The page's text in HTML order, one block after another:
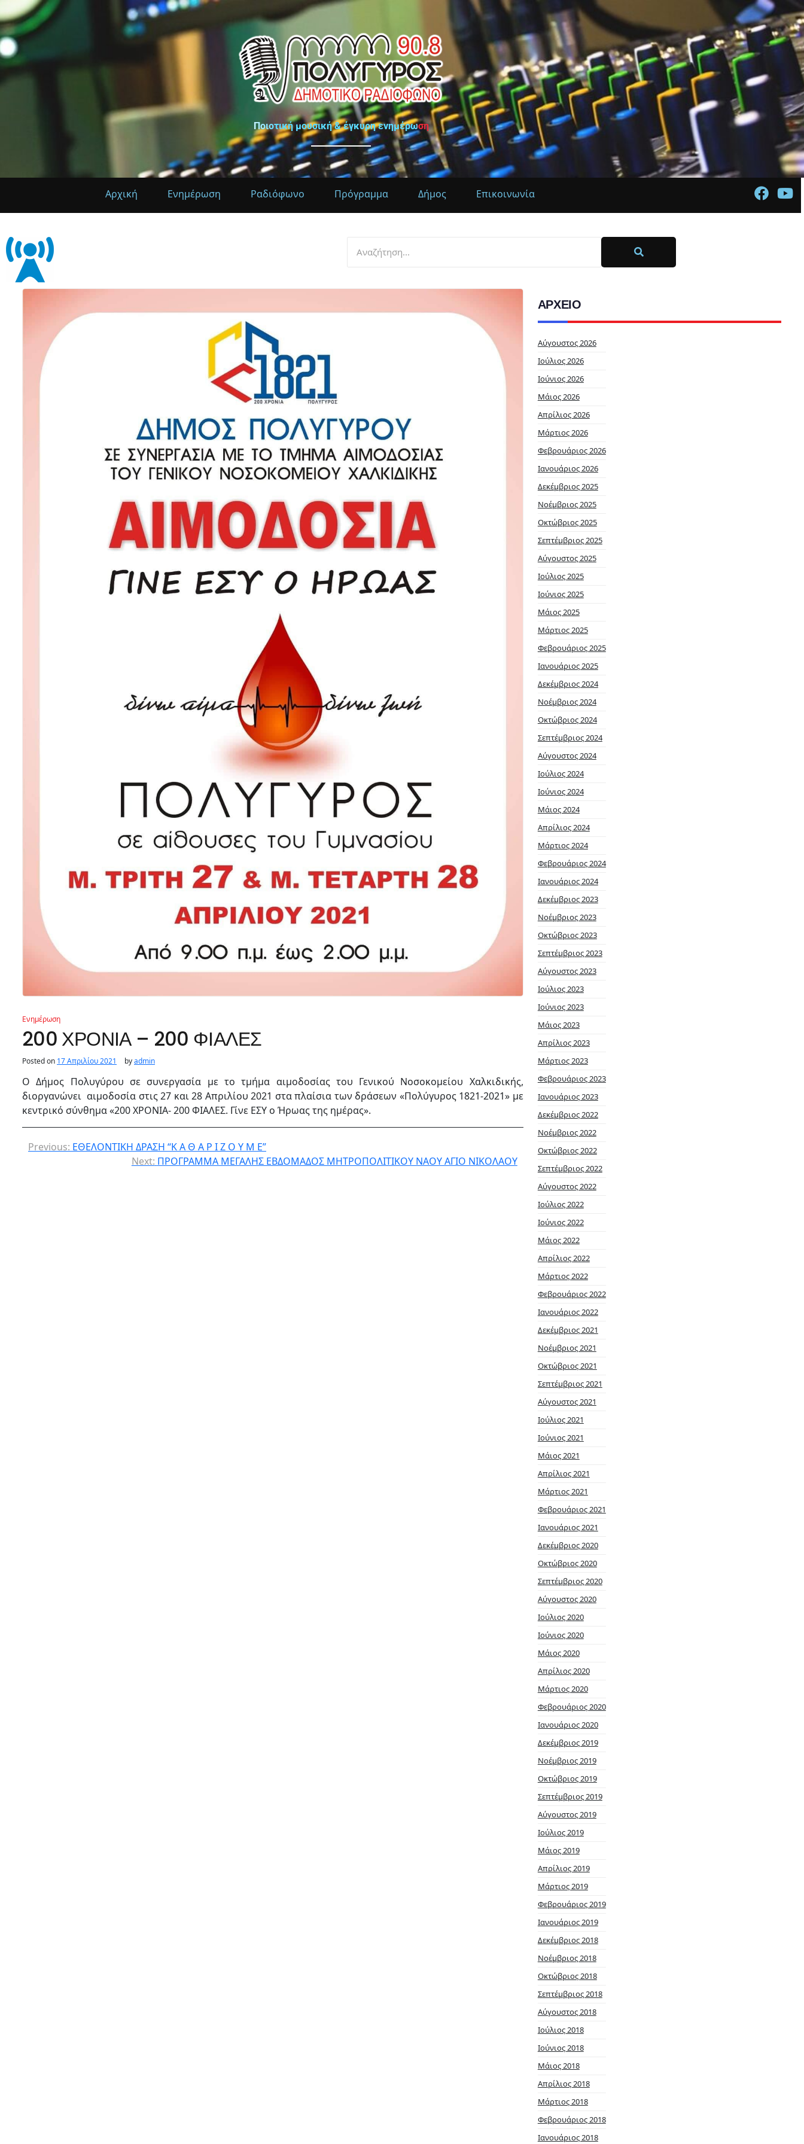
Ποιοτική μουσική & έγκυρη ενημέρωση
Αρχική Ενημέρωση Ραδιόφωνο Πρόγραμμα Δήμος Επικοινωνία
Ενημέρωση
200 ΧΡΟΝΙΑ – 200 ΦΙΑΛΕΣ
Posted on 17 Απριλίου 2021 byadmin
Ο Δήμος Πολυγύρου σε συνεργασία με το τμήμα αιμοδοσίας του Γενικού Νοσοκομείου Χαλκιδικής,
διοργανώνει αιμοδοσία στις 27 και 28 Απριλίου 2021 στα πλαίσια των δράσεων «Πολύγυρος 1821-2021» με
κεντρικό σύνθημα «200 ΧΡΟΝΙΑ- 200 ΦΙΑΛΕΣ. Γίνε ΕΣΥ ο Ήρωας της ημέρας».
Previous: ΕΘΕΛΟΝΤΙΚΗ ΔΡΑΣΗ “Κ Α Θ Α Ρ Ι Ζ Ο Υ Μ Ε”
Next: ΠΡΟΓΡΑΜΜΑ ΜΕΓΑΛΗΣ ΕΒΔΟΜΑΔΟΣ ΜΗΤΡΟΠΟΛΙΤΙΚΟΥ ΝΑΟΥ ΑΓΙΟ ΝΙΚΟΛΑΟΥ
ΑΡΧΕΙΟ
Αύγουστος 2026
Ιούλιος 2026
Ιούνιος 2026
Μάιος 2026
Απρίλιος 2026
Μάρτιος 2026
Φεβρουάριος 2026
Ιανουάριος 2026
Δεκέμβριος 2025
Νοέμβριος 2025
Οκτώβριος 2025
Σεπτέμβριος 2025
Αύγουστος 2025
Ιούλιος 2025
Ιούνιος 2025
Μάιος 2025
Μάρτιος 2025
Φεβρουάριος 2025
Ιανουάριος 2025
Δεκέμβριος 2024
Νοέμβριος 2024
Οκτώβριος 2024
Σεπτέμβριος 2024
Αύγουστος 2024
Ιούλιος 2024
Ιούνιος 2024
Μάιος 2024
Απρίλιος 2024
Μάρτιος 2024
Φεβρουάριος 2024
Ιανουάριος 2024
Δεκέμβριος 2023
Νοέμβριος 2023
Οκτώβριος 2023
Σεπτέμβριος 2023
Αύγουστος 2023
Ιούλιος 2023
Ιούνιος 2023
Μάιος 2023
Απρίλιος 2023
Μάρτιος 2023
Φεβρουάριος 2023
Ιανουάριος 2023
Δεκέμβριος 2022
Νοέμβριος 2022
Οκτώβριος 2022
Σεπτέμβριος 2022
Αύγουστος 2022
Ιούλιος 2022
Ιούνιος 2022
Μάιος 2022
Απρίλιος 2022
Μάρτιος 2022
Φεβρουάριος 2022
Ιανουάριος 2022
Δεκέμβριος 2021
Νοέμβριος 2021
Οκτώβριος 2021
Σεπτέμβριος 2021
Αύγουστος 2021
Ιούλιος 2021
Ιούνιος 2021
Μάιος 2021
Απρίλιος 2021
Μάρτιος 2021
Φεβρουάριος 2021
Ιανουάριος 2021
Δεκέμβριος 2020
Οκτώβριος 2020
Σεπτέμβριος 2020
Αύγουστος 2020
Ιούλιος 2020
Ιούνιος 2020
Μάιος 2020
Απρίλιος 2020
Μάρτιος 2020
Φεβρουάριος 2020
Ιανουάριος 2020
Δεκέμβριος 2019
Νοέμβριος 2019
Οκτώβριος 2019
Σεπτέμβριος 2019
Αύγουστος 2019
Ιούλιος 2019
Μάιος 2019
Απρίλιος 2019
Μάρτιος 2019
Φεβρουάριος 2019
Ιανουάριος 2019
Δεκέμβριος 2018
Νοέμβριος 2018
Οκτώβριος 2018
Σεπτέμβριος 2018
Αύγουστος 2018
Ιούλιος 2018
Ιούνιος 2018
Μάιος 2018
Απρίλιος 2018
Μάρτιος 2018
Φεβρουάριος 2018
Ιανουάριος 2018